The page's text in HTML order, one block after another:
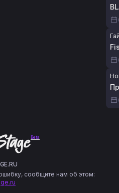
Beta
сообщите нам об этом: